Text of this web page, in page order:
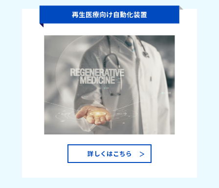
再生医療向け自動化装置
詳しくはこちら